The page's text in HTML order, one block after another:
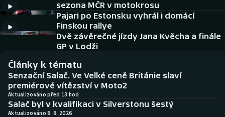
DALŠÍ SPORTY
Americký fotbal
Baseball a softbal
Basketbal
Biatlon
NEPŘEHLÉDNĚTE
Soutěže
Historické návraty
Aplikace ČT sport
sezona MČR v motokrosu
Pajari po Estonsku vyhrál i domácí
Finskou rallye
Dvě závěrečné jízdy Jana Kvěcha a finále
GP v Lodži
Články k tématu
Senzační Salač. Ve Velké ceně Británie slaví
premiérové vítězství v Moto2
Aktualizováno před 13 hod
Salač byl v kvalifikaci v Silverstonu šestý
Aktualizováno 8. 8. 2026